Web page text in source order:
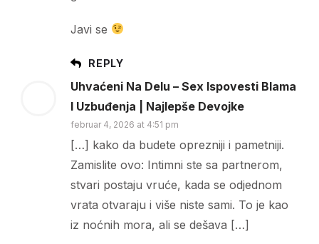
Javi se
REPLY
Uhvaćeni Na Delu – Sex Ispovesti Blama
I Uzbuđenja | Najlepše Devojke
februar 4, 2026 at 4:51 pm
[…] kako da budete oprezniji i pametniji.
Zamislite ovo: Intimni ste sa partnerom,
stvari postaju vruće, kada se odjednom
vrata otvaraju i više niste sami. To je kao
iz noćnih mora, ali se dešava […]